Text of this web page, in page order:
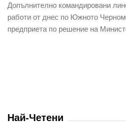
Допълнително командировани
работи от днес по Южното
предприета по решение на
Най-Четени